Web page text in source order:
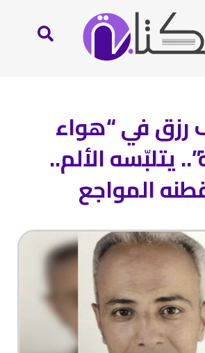
في “هواء
يتلبّسه الألم..
المواجع